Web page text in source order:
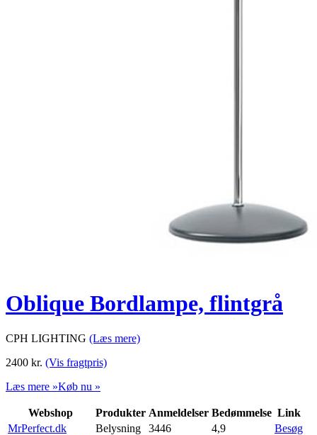
Oblique Bordlampe, flintgrå
CPH LIGHTING (Læs mere)
2400 kr. (Vis fragtpris)
Læs mere »Køb nu »
Webshop Produkter Anmeldelser Bedømmelse Link
MrPerfect.dk
Belysning 3446 4,9
Besøg